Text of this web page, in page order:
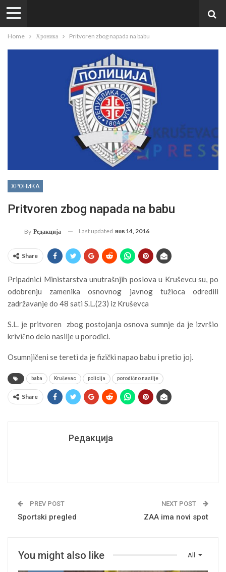
Home Хроника Pritvoren zbog napada na babu
ХРОНИКА
Pritvoren zbog napada na babu
By Редакција Last updated нов 14, 2016
Share
Pripadnici Ministarstva unutrašnjih poslova u Kruševcu su, po
odobrenju zamenika osnovnog javnog tužioca odredili
zadržavanje do 48 sati S.L.(23) iz Kruševca
S.L. je pritvoren zbog postojanja osnova sumnje da je izvršio
krivično delo nasilje u porodici.
Osumnjičeni se tereti da je fizički napao babu i pretio joj.
baba Kruševac policija porodično nasilje
Share
Редакција
PREV POST
Sportski pregled
NEXT POST
ZAA ima novi spot
All
You might also like